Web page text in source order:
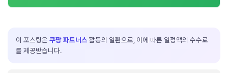
이 포스팅은 쿠팡 파트너스 활동의 일환으로, 이에 따른 일정액의 수수료
를 제공받습니다.